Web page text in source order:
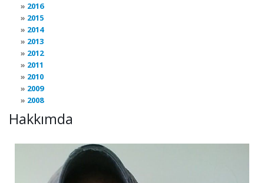
2016
2015
2014
2013
2012
2011
2010
2009
2008
Hakkımda